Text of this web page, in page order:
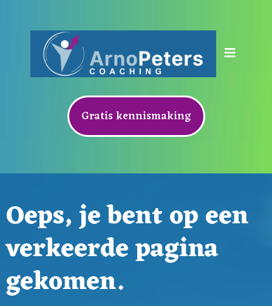
Gratis kennismaking
Oeps, je bent op een
verkeerde pagina
gekomen.